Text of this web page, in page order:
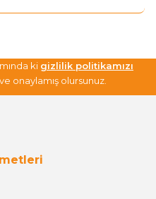
ki gizlilik politikamızı
onaylamış olursunuz.